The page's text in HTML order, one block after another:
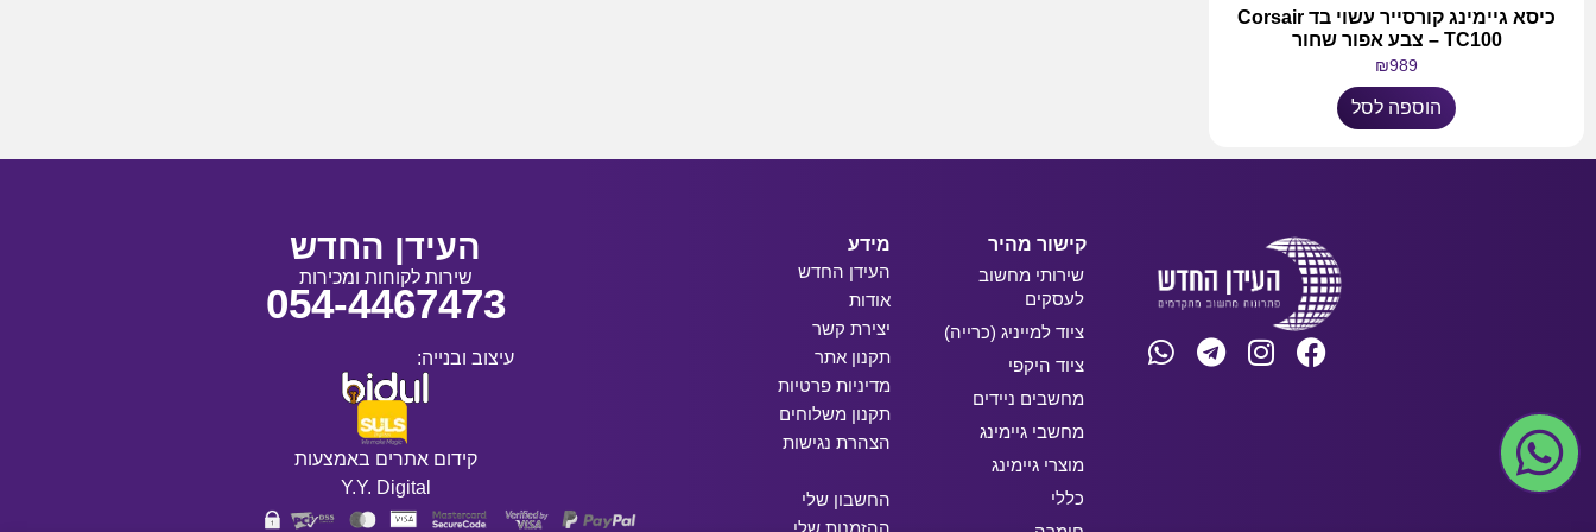
כיסא גיימינג קורסייר עשוי בד Corsair
TC100 – צבע אפור שחור
₪989
הוספה לסל
קישור מהיר
שירותי מחשוב
לעסקים
ציוד למייניג (כרייה)
ציוד היקפי
מחשבים ניידים
מחשבי גיימינג
מוצרי גיימינג
כללי
מידע
העידן החדש
אודות
יצירת קשר
תקנון אתר
מדיניות פרטיות
תקנון משלוחים
הצהרת נגישות
החשבון שלי
העידן החדש
שירות לקוחות ומכירות
054-4467473
עיצוב ובנייה:
קידום אתרים באמצעות
Y.Y. Digital